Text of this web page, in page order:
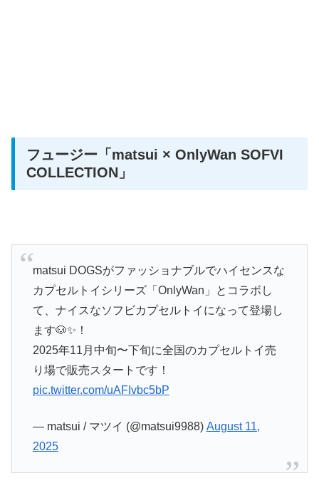
フュージー 「matsui × OnlyWan SOFVI
COLLECTION」
matsui DOGSがファッショナブルでハイセンスな
カプセルトイシリーズ「OnlyWan」とコラボし
て、ナイスなソフビカプセルトイになって登場し
ます🐶✨！
2025年11月中旬〜下旬に全国のカプセルトイ売
り場で販売スタートです！
pic.twitter.com/uAFIvbc5bP
— matsui / マツイ (@matsui9988) August 11,
2025